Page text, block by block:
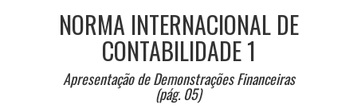
NORMA INTERNACIONAL DE
CONTABILIDADE 1
Apresentação de Demonstrações Financeiras
(pág. 05)